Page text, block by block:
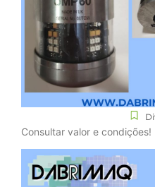
Consultar valor e condições!